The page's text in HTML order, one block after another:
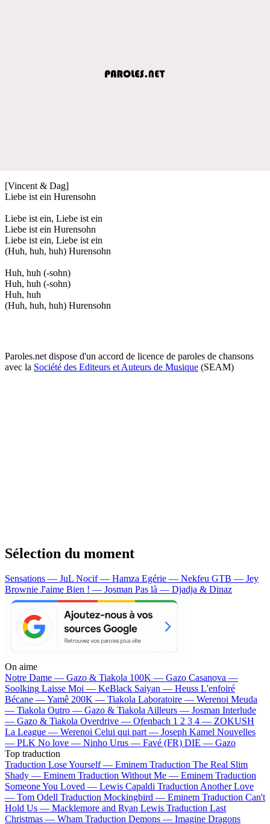
[Vincent & Dag]
Liebe ist ein Hurensohn
Liebe ist ein, Liebe ist ein
Liebe ist ein Hurensohn
Liebe ist ein, Liebe ist ein
(Huh, huh, huh) Hurensohn
Huh, huh (-sohn)
Huh, huh (-sohn)
Huh, huh
(Huh, huh, huh) Hurensohn
Paroles.net dispose d'un accord de licence de paroles de chansons
avec la Société des Editeurs et Auteurs de Musique (SEAM)
Sélection du moment
Sensations — JuL Nocif — Hamza Egérie — Nekfeu GTB — Jey
Brownie J'aime Bien ! — Josman Pas là — Djadja & Dinaz
On aime
Notre Dame — Gazo & Tiakola 100K — Gazo Casanova —
Soolking Laisse Moi — KeBlack Saiyan — Heuss L'enfoiré
Bécane —Yamê 200K — Tiakola Laboratoire — Werenoi Meuda
— Tiakola Outro — Gazo & TiakolaAilleurs — Josman Interlude
— Gazo & Tiakola Overdrive — Ofenbach 1 2 3 4 — ZOKUSH
La League — Werenoi Celui qui part — Joseph Kamel Nouvelles
— PLK No love — Ninho Urus — Favé (FR) DIE — Gazo
Top traduction
Traduction Lose Yourself — Eminem Traduction The Real Slim
Shady — Eminem Traduction Without Me — Eminem Traduction
Someone You Loved — Lewis Capaldi Traduction Another Love
— Tom Odell Traduction Mockingbird — Eminem Traduction Can't
Hold Us — Macklemore and Ryan Lewis Traduction Last
Christmas — Wham Traduction Demons — Imagine Dragons